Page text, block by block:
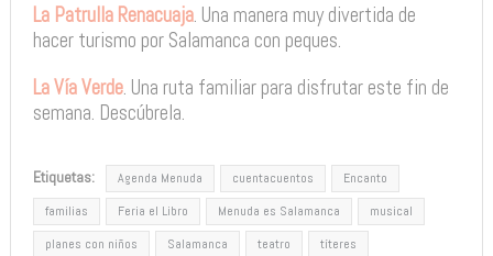
La Patrulla Renacuaja. Una manera muy divertida de
hacer turismo por Salamanca con peques.
La Vía Verde. Una ruta familiar para disfrutar este fin de
semana. Descúbrela.
Etiquetas: Agenda Menuda cuentacuentos
Encanto
familias
Feria el Libro Menuda es Salamanca
musical
planes con niños
Salamanca teatro títeres